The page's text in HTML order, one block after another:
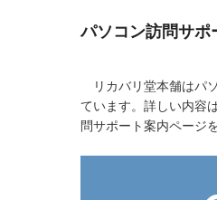
パソコン訪問サポ
リカバリ堂本舗はパ
ています。詳しい内容
問サポート案内ページ